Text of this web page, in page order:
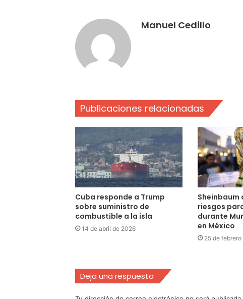
Manuel Cedillo
Publicaciones relacionadas
Cuba responde a Trump
sobre suministro de
combustible a la isla
14 de abril de 2026
riesgos
durante
en México
25 de
Deja una respuesta